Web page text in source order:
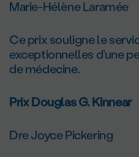
Marie-Hélène Laramée
Ce prix souligne le
exceptionnelles d’une
de médecine.
Prix Douglas G. Kinnear
Dre Joyce Pickering